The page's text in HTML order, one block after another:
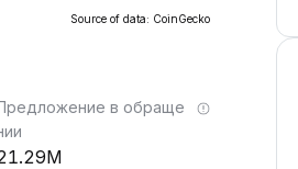
Source of data: CoinGecko
в обраще